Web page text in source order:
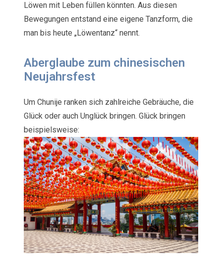
Löwen mit Leben füllen könnten. Aus diesen
Bewegungen entstand eine eigene Tanzform, die
man bis heute „Löwentanz“ nennt.
Aberglaube zum chinesischen
Neujahrsfest
Um Chunije ranken sich zahlreiche Gebräuche, die
Glück oder auch Unglück bringen. Glück bringen
beispielsweise: